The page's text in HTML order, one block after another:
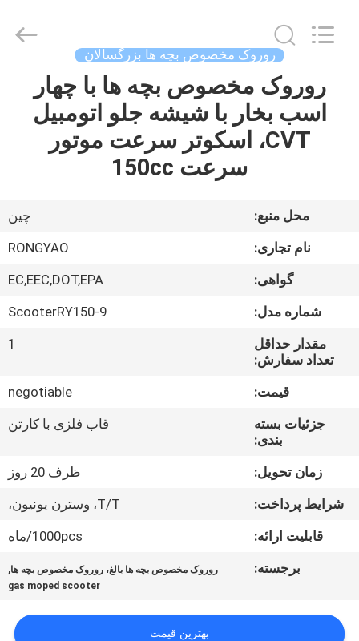
خانه
محصولات
کارخانه
کنترل
کیفیت
تماس
بگیرید
قول
Vehicle
Co.,Ltd.
روروک مخصوص بچه ها بزرگسالان
روروک مخصوص بچه ها با چهار
اسب بخار با شیشه جلو اتومبیل
CVT، اسکوتر سرعت موتور
سرعت 150cc
محل منبع:
چين
نام تجاری:
RONGYAO
گواهی:
EC,EEC,DOT,EPA
شماره مدل:
ScooterRY150-9
مقدار حداقل
تعداد سفارش:
1
قیمت:
negotiable
جزئیات بسته
بندی:
قاب فلزی با کارتن
زمان تحویل:
ظرف 20 روز
شرایط پرداخت:
T/T، وسترن یونیون،
قابلیت ارائه:
1000pcs/ماه
برجسته:
روروک مخصوص بچه ها بالغ، روروک مخصوص بچه ها,
gas moped scooter
بهترین قیمت